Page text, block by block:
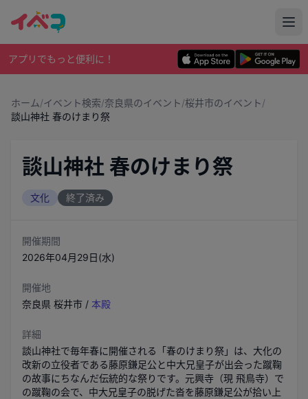
アプリでもっと便利に！
ホーム/イベント検索/奈良県のイベント/桜井市のイベント/
談山神社 春のけまり祭
談山神社 春のけまり祭
文化 終了済み
開催期間
2026年04月29日(水)
開催地
奈良県 桜井市 / 本殿
詳細
談山神社で毎年春に開催される「春のけまり祭」は、大化の
改新の立役者である藤原鎌足公と中大兄皇子が出会った蹴鞠
の故事にちなんだ伝統的な祭りです。元興寺（現 飛鳥寺）で
の蹴鞠の会で、中大兄皇子の脱げた沓を藤原鎌足公が拾い上